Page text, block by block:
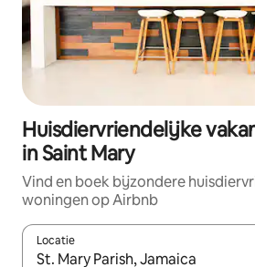
Huisdiervriendelijke
in Saint Mary
Vind en boek bijzondere
woningen op Airbnb
Locatie
Wanneer er resultaten beschikbaar